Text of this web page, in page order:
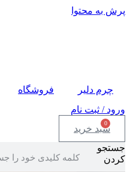
پرش به محتوا
چرم دلیر فروشگاه
ورود / ثبت نام
0
سبد خرید
جستجو
کردن